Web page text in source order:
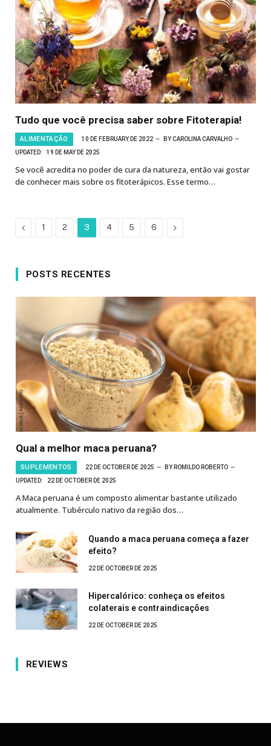
Tudo que você precisa saber sobre Fitoterapia!
ALIMENTAÇÃO 10 DE FEBRUARY DE 2022 BY CAROLINA CARVALHO
UPDATED:
19 DE MAY DE 2025
Se você acredita no poder de cura da natureza, então vai gostar
de conhecer mais sobre os fitoterápicos. Esse termo…
Previous
1 2 3 4 5 6 Next
POSTS RECENTES
Qual a melhor maca peruana?
SUPLEMENTOS 22 DE OCTOBER DE 2025 BY ROMILDO ROBERTO
UPDATED:
22 DE OCTOBER DE 2025
A Maca peruana é um composto alimentar bastante utilizado
atualmente. Tubérculo nativo da região dos…
Quando a maca peruana começa a fazer
efeito?
22 DE OCTOBER DE 2025
Hipercalórico: conheça os efeitos
colaterais e contraindicações
22 DE OCTOBER DE 2025
REVIEWS